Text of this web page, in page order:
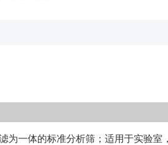
（如下图），通过振
筛孔目数依产品的工
入到筛框的上层，可
一体的标准分析筛；适用于实验室